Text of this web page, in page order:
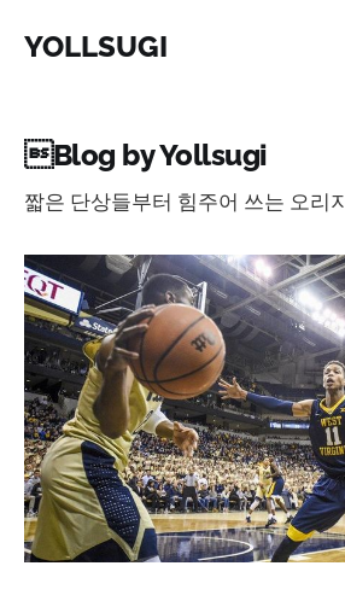
YOLLSUGI
Blog by Yollsugi
짧은 단상들부터 힘주어 쓰는 오리